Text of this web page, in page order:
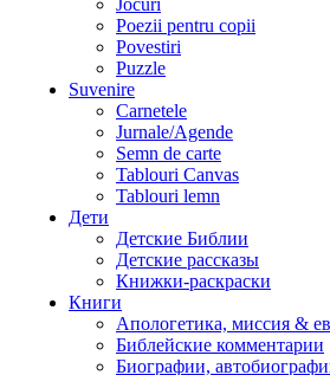
Jocuri
Poezii pentru copii
Povestiri
Puzzle
Suvenire
Carnetele
Jurnale/Agende
Semn de carte
Tablouri Canvas
Tablouri lemn
Дети
Детские Библии
Детские рассказы
Книжки-раскраски
Книги
Апологетика, миссия &
Библейские комментарии
Биографии,